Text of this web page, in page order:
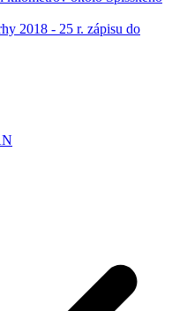
2018 - 25 r. zápisu do